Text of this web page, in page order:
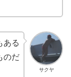
サクヤ
ある
のだ